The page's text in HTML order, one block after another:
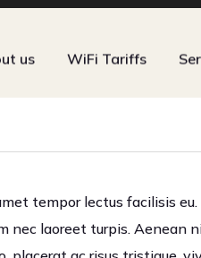
us WiFi Tariffs
tempor lectus facilisis
nec laoreet turpis. Aenean